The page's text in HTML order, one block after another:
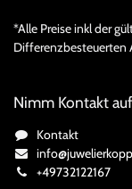
*Alle Preise inkl der
Differenzbesteuerten
Nimm Kontakt auf
Kontakt
+49732122167